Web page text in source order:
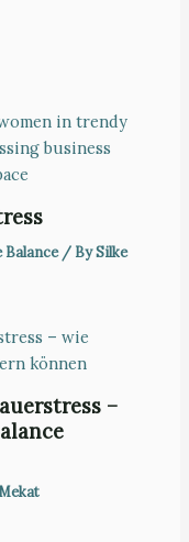
Balance/ BySilke
–